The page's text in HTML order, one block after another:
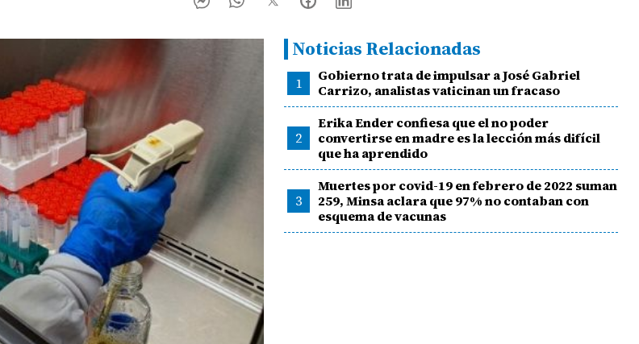
Noticias Relacionadas
1
Gobierno trata de impulsar a José Gabriel
Carrizo, analistas vaticinan un fracaso
2
Erika Ender confiesa que el no poder
convertirse en madre es la lección más difícil
que ha aprendido
3
Muertes por covid-19 en febrero de 2022 suman
259, Minsa aclara que 97% no contaban con
esquema de vacunas